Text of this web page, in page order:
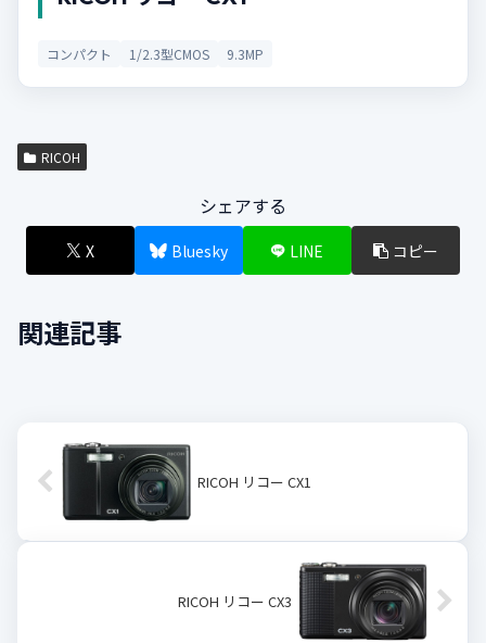
コンパクト 1/2.3型CMOS 9.3MP
RICOH
シェアする
X Bluesky LINE コピー
関連記事
RICOH リコー CX1
RICOH リコー CX3